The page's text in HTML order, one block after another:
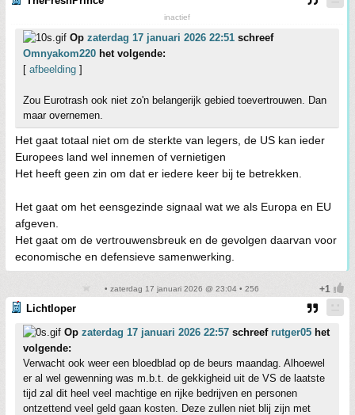
inactief
Op zaterdag 17 januari 2026 22:51 schreef
Omnyakom220 het volgende:
[ afbeelding ]
Zou Eurotrash ook niet zo'n belangerijk gebied toevertrouwen. Dan
maar overnemen.
Het gaat totaal niet om de sterkte van legers, de US kan ieder
Europees land wel innemen of vernietigen
Het heeft geen zin om dat er iedere keer bij te betrekken.
Het gaat om het eensgezinde signaal wat we als Europa en EU
afgeven.
Het gaat om de vertrouwensbreuk en de gevolgen daarvan voor
economische en defensieve samenwerking.
• zaterdag 17 januari 2026 @ 23:04 • 256
Lichtloper
Op zaterdag 17 januari 2026 22:57 schreef rutger05 het
volgende:
Verwacht ook weer een bloedblad op de beurs maandag. Alhoewel
er al wel gewenning was m.b.t. de gekkigheid uit de VS de laatste
tijd zal dit heel veel machtige en rijke bedrijven en personen
ontzettend veel geld gaan kosten. Deze zullen niet blij zijn met